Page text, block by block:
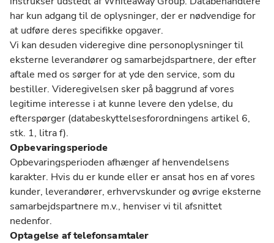
har kun adgang til de oplysninger, der er nødvendige for
at udføre deres specifikke opgaver.
Vi kan desuden videregive dine personoplysninger til
eksterne leverandører og samarbejdspartnere, der efter
aftale med os sørger for at yde den service, som du
bestiller. Videregivelsen sker på baggrund af vores
legitime interesse i at kunne levere den ydelse, du
efterspørger (databeskyttelsesforordningens artikel 6,
stk. 1, litra f).
Opbevaringsperiode
Opbevaringsperioden afhænger af henvendelsens
karakter. Hvis du er kunde eller er ansat hos en af vores
kunder, leverandører, erhvervskunder og øvrige eksterne
samarbejdspartnere m.v., henviser vi til afsnittet
nedenfor.
Optagelse af telefonsamtaler